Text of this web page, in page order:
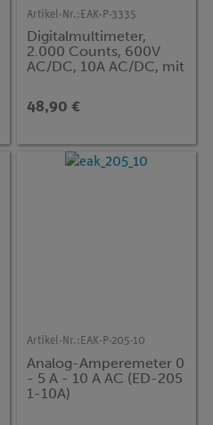
Artikel-Nr.: EAK-P-3335
Digitalmultimeter,
2.000 Counts, 600V
AC/DC, 10A AC/DC, mit
Thermoelement
48,90 €
Artikel-Nr.: EAK-P-205-10
Analog-Amperemeter 0
- 5 A - 10 A AC (ED-205
1-10A)